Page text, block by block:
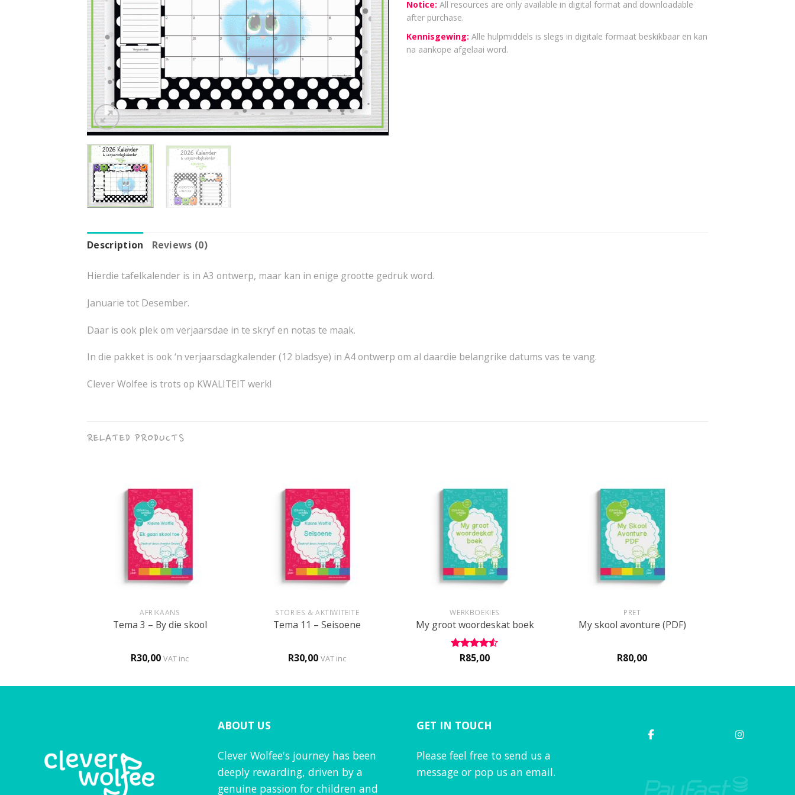
Notice: All resources are only available in digital format and downloadable
after purchase.
Kennisgewing: Alle hulpmiddels is slegs in digitale formaat beskikbaar en kan
na aankope afgelaai word.
Description Reviews (0)
Hierdie tafelkalender is in A3 ontwerp, maar kan in enige grootte gedruk word.
Januarie tot Desember.
Daar is ook plek om verjaarsdae in te skryf en notas te maak.
In die pakket is ook ‘n verjaarsdagkalender (12 bladsye) in A4 ontwerp om al daardie belangrike datums vas te vang.
Clever Wolfee is trots op KWALITEIT werk!
RELATED PRODUCTS
AFRIKAANS
Tema 3 – By die skool
R30,00 VAT inc
STORIES & AKTIWITEITE
Tema 11 – Seisoene
R30,00 VAT inc
WERKBOEKIES
My groot woordeskat boek
Rated 4.5
R85,00
PRET
My skool avonture (PDF)
R80,00
ABOUT US
Clever Wolfee's journey has been
deeply rewarding, driven by a
genuine passion for children and
GET IN TOUCH
Please feel free to send us a
message or pop us an email.